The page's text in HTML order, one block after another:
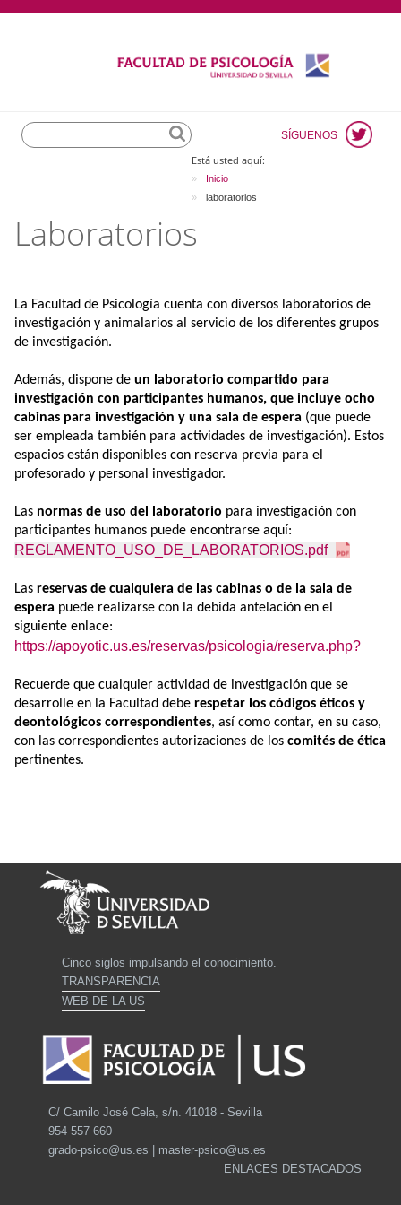
Search
SÍGUENOS
Está usted aquí:
Inicio
laboratorios
Laboratorios
La Facultad de Psicología cuenta con diversos laboratorios de
investigación y animalarios al servicio de los diferentes grupos
de investigación.
Además, dispone de un laboratorio compartido para
investigación con participantes humanos, que incluye ocho
cabinas para investigación y una sala de espera (que puede
ser empleada también para actividades de investigación). Estos
espacios están disponibles con reserva previa para el
profesorado y personal investigador.
Las normas de uso del laboratorio para investigación con
participantes humanos puede encontrarse aquí:
REGLAMENTO_USO_DE_LABORATORIOS.pdf
Las reservas de cualquiera de las cabinas o de la sala de
espera puede realizarse con la debida antelación en el
siguiente enlace:
https://apoyotic.us.es/reservas/psicologia/reserva.php?
Recuerde que cualquier actividad de investigación que se
desarrolle en la Facultad debe respetar los códigos éticos y
deontológicos correspondientes, así como contar, en su caso,
con las correspondientes autorizaciones de los comités de ética
pertinentes.
Cinco siglos impulsando el conocimiento.
TRANSPARENCIA
WEB DE LA US
C/ Camilo José Cela, s/n. 41018 - Sevilla
954 557 660
grado-psico@us.es | master-psico@us.es
ENLACES DESTACADOS